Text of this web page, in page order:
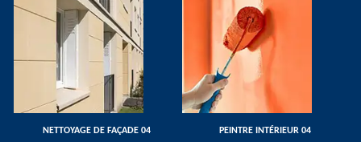
NETTOYAGE DE FAÇADE 04 PEINTRE INTÉRIEUR 04